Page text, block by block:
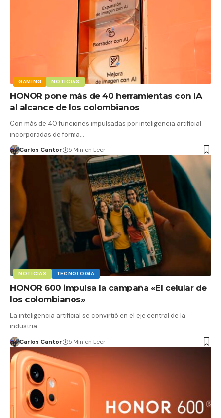
GAMING NOTICIAS
HONOR pone más de 40 herramientas con IA
al alcance de los colombianos
Con más de 40 funciones impulsadas por inteligencia artificial
incorporadas de forma…
Carlos Cantor 5 Min en Leer
NOTICIAS TECNOLOGÍA
HONOR 600 impulsa la campaña «El celular de
los colombianos»
La inteligencia artificial se convirtió en el eje central de la
industria…
Carlos Cantor 5 Min en Leer